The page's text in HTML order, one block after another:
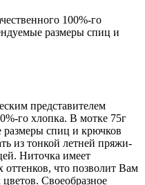
100%-го
размеры спиц и
представителем
го хлопка. В мотке 75г
размеры спиц и крючков
из тонкой летней пряжи-
Ниточка имеет
оттенков, что позволит Вам
Своеобразное